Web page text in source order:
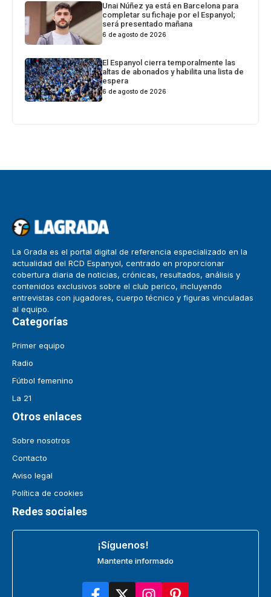
Unai Núñez ya está en Barcelona para
completar su fichaje por el Espanyol;
será presentado mañana
6 de agosto de 2026
El Espanyol cierra temporalmente las
altas de abonados y habilita una lista de
espera
6 de agosto de 2026
La Grada es el portal digital de referencia especializado en la
actualidad del RCD Espanyol, centrado en proporcionar
cobertura diaria de noticias, crónicas, resultados, análisis y
contenidos exclusivos sobre el club perico, incluyendo
entrevistas con jugadores, cuerpo técnico y figuras vinculadas
al equipo.
Categorías
Primer equipo
Radio
Fútbol femenino
La 21
Otros enlaces
Sobre nosotros
Contacto
Aviso legal
Política de cookies
Redes sociales
¡Síguenos!
Mantente informado